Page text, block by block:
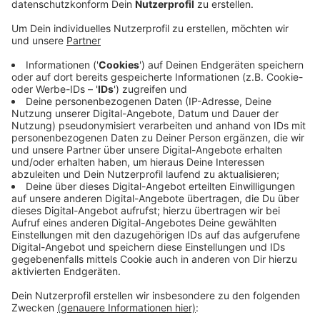
Täterbeschreibung:
Der Räuber wird als circa 25-30 Jahre alt und
schlank geschätzt. Er hatte kurze schwarze Haare
mit ausrasiertem Nacken und einen Vollbart. Der
Mann trug eine Brille und ein hellblaues Hemd.
Außerdem war er mit einer blauen Jeans und
weißen Turnschuhen bekleidet.
Zeugen sollen sich bei der Polizei unter der
0202/284-0 melden.
Veröffentlicht:Montag, 03.06.2019 15:39
Anzeige